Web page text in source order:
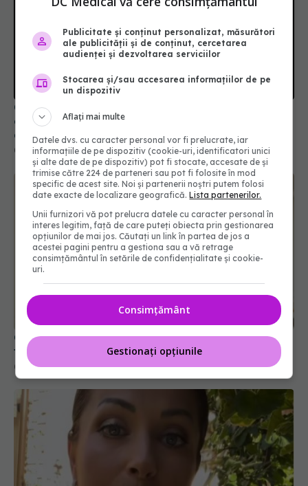
Ce spune culoarea ta preferată despre vârsta pe
care o ai. Care este "codul cromatic" al
generațiilor
07 aug 2026, 21:29
Gestul banal din rutina de dimineață care poate
trăda primele semne de demență
04 aug 2026, 09:52
Publicitate și conținut personalizat, măsurători
ale publicității și de conținut, cercetarea
audienței și dezvoltarea serviciilor
Stocarea și/sau accesarea informațiilor de pe
un dispozitiv
Aflați mai multe
Datele dvs. cu caracter personal vor fi prelucrate, iar
informațiile de pe dispozitiv (cookie-uri, identificatori unici
și alte date de pe dispozitiv) pot fi stocate, accesate de și
trimise către 224 de parteneri sau pot fi folosite în mod
specific de acest site. Noi și partenerii noștri putem folosi
date exacte de localizare geografică.Lista partenerilor.
Unii furnizori vă pot prelucra datele cu caracter personal în
interes legitim, față de care puteți obiecta prin gestionarea
opțiunilor de mai jos. Căutați un link în partea de jos a
acestei pagini pentru a gestiona sau a vă retrage
consimțământul în setările de confidențialitate și cookie-
uri.
Consimțământ
Gestionați opțiunile